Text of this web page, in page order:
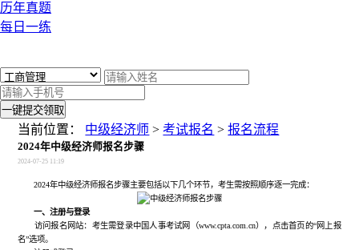
历年真题
每日一练
一键提交领取
当前位置： 中级经济师 >考试报名 >报名流程
2024年中级经济师报名步骤
2024-07-25 11:19
2024年中级经济师报名步骤主要包括以下几个环节，考生需按照顺序逐一完成：
一、注册与登录
访问报名网站：考生需登录中国人事考试网（www.cpta.com.cn），点击首页的“网上报
名”选项。